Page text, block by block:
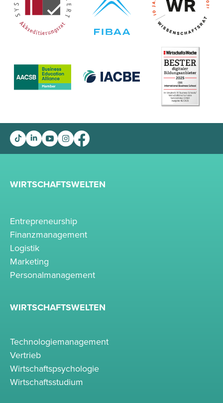
WIRTSCHAFTSWELTEN
Entrepreneurship
Finanzmanagement
Logistik
Marketing
Personalmanagement
WIRTSCHAFTSWELTEN
Technologiemanagement
Vertrieb
Wirtschaftspsychologie
Wirtschaftsstudium